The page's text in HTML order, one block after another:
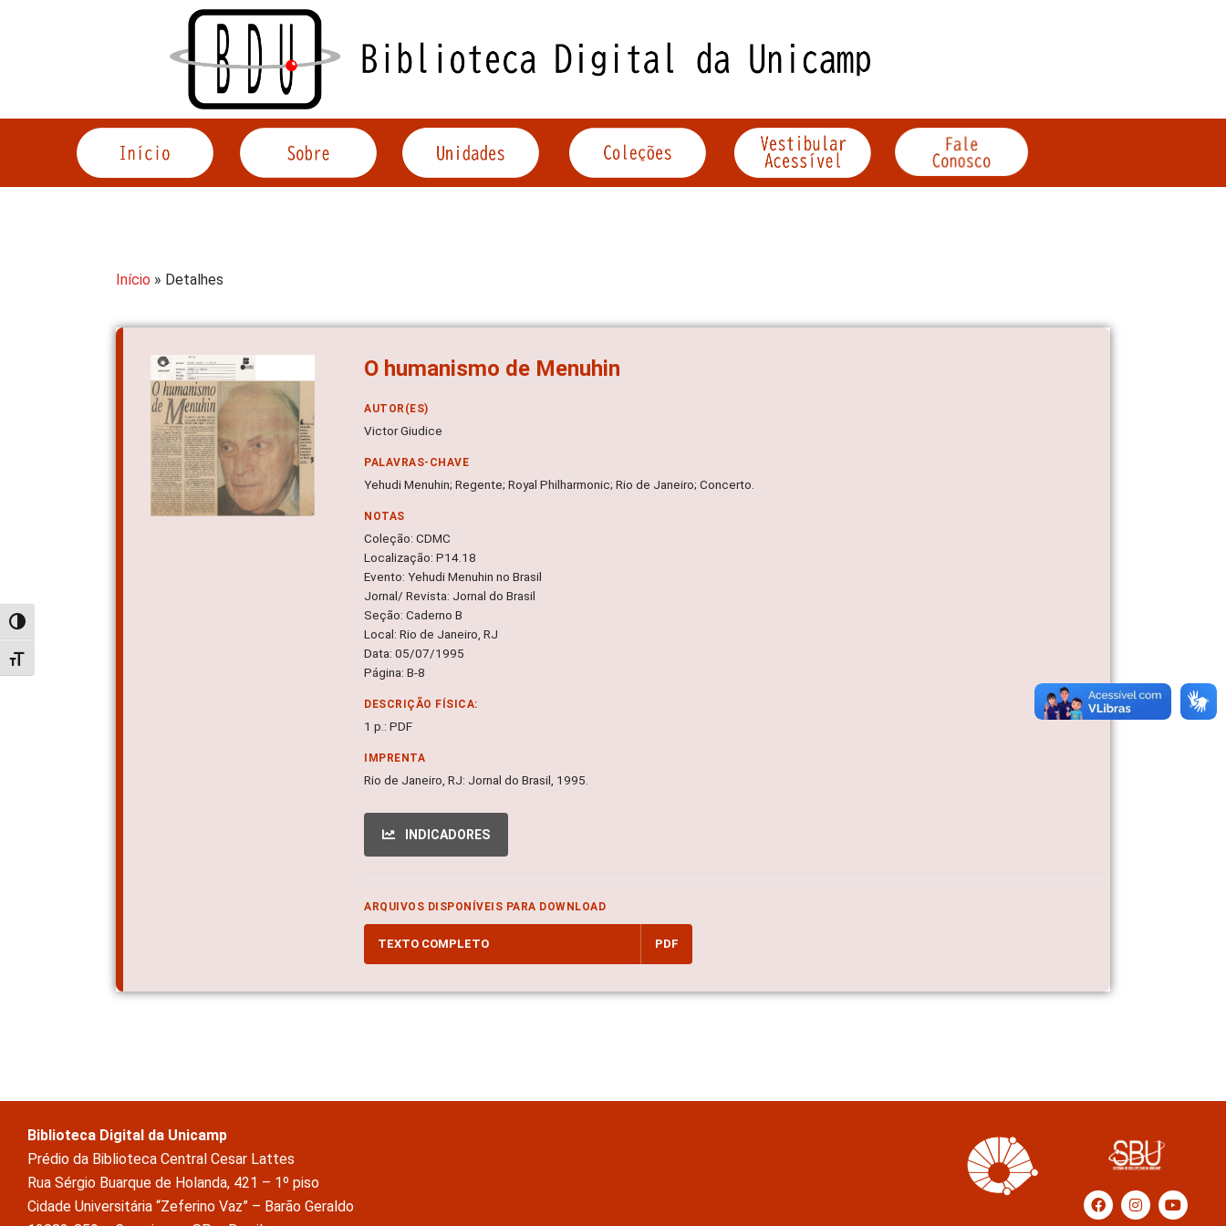
Alternar alto contraste
Alternar tamanho da fonte
Início » Detalhes
O humanismo de Menuhin
AUTOR(ES)
Victor Giudice
PALAVRAS-CHAVE
Yehudi Menuhin; Regente; Royal Philharmonic; Rio de Janeiro; Concerto.
NOTAS
Coleção: CDMC
Localização: P14.18
Evento: Yehudi Menuhin no Brasil
Jornal/ Revista: Jornal do Brasil
Seção: Caderno B
Local: Rio de Janeiro, RJ
Data: 05/07/1995
Página: B-8
DESCRIÇÃO FÍSICA:
1 p.: PDF
IMPRENTA
Rio de Janeiro, RJ: Jornal do Brasil, 1995.
INDICADORES
ARQUIVOS DISPONÍVEIS PARA DOWNLOAD
TEXTO COMPLETO PDF
Biblioteca Digital da Unicamp
Prédio da Biblioteca Central Cesar Lattes
Rua Sérgio Buarque de Holanda, 421 – 1º piso
Cidade Universitária “Zeferino Vaz” – Barão Geraldo